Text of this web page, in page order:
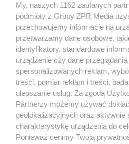
Żaden utwór zamieszczony w serwisie nie
rozpowszechniany lub dalej
tym także elektroniczny lub mechaniczny)
eksploatacji w jakiejkolwiek formie,
bez pisemnej zgody właściciela praw.
wykorzystanie utworów w całości lub w
bez właściwej zgody, jest zabronione pod
prawnie.
O nas
My, naszych 1162 zaufanych
podmioty z Grupy ZPR Media
przechowujemy informacje na
przetwarzamy dane osobowe,
identyfikatory, standardowe
urządzenie czy dane
spersonalizowanych reklam,
treści, pomiar reklam i treści,
ulepszanie usług. Za zgodą
Partnerzy możemy używać
geolokalizacyjnych oraz aktywnie
charakterystykę urządzenia do
Ponieważ cenimy Twoją